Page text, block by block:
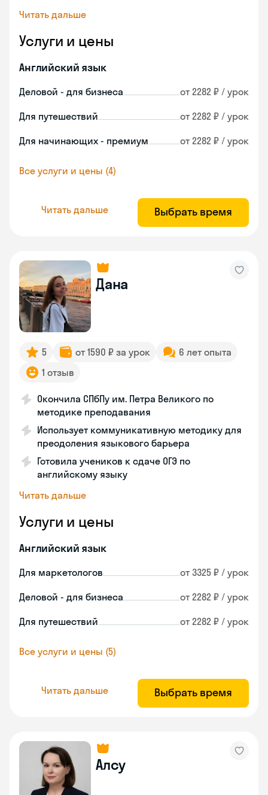
Читать дальше
Услуги и цены
Английский язык
Деловой - для бизнеса от 2282 ₽ / урок
Для путешествий от 2282 ₽ / урок
Для начинающих - премиум от 2282 ₽ / урок
Все услуги и цены (4)
Читать дальше Выбрать время
Дана
5 от 1590 ₽ за урок
6 лет опыта
1 отзыв
Окончила СПбПу им. Петра Великого по
методике преподавания
Использует коммуникативную методику для
преодоления языкового барьера
Готовила учеников к сдаче ОГЭ по
английскому языку
Читать дальше
Услуги и цены
Английский язык
Для маркетологов от 3325 ₽ / урок
Деловой - для бизнеса от 2282 ₽ / урок
Для путешествий от 2282 ₽ / урок
Все услуги и цены (5)
Читать дальше Выбрать время
Алсу